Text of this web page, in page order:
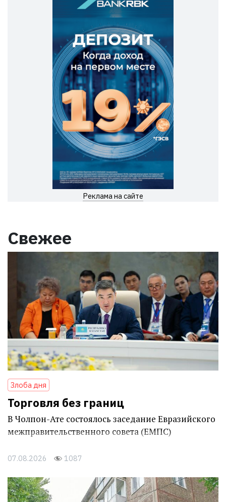
Реклама на сайте
Свежее
Злоба дня
Торговля без границ
В Чолпон-Ате состоялось заседание Евразийского
межправительственного совета (ЕМПС)
07.08.2026 1087